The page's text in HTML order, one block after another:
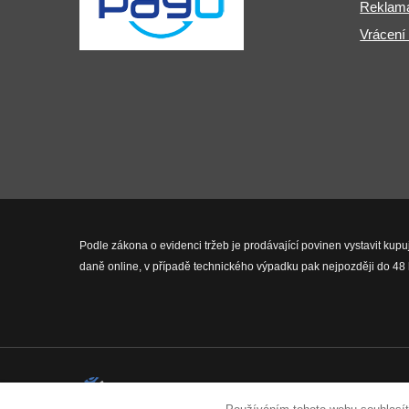
Vrácení
Podle zákona o evidenci tržeb je prodávající povinen vystavit
daně online, v případě technického výpadku pak nejpozději do 48